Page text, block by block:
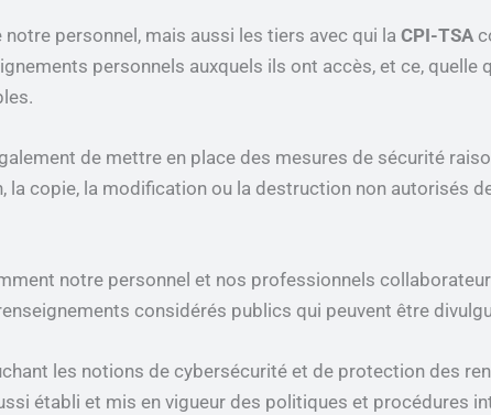
personnel, mais aussi les tiers avec qui la CPI-TSA
personnels auxquels ils ont accès, et ce,
de mettre en place des mesures de sécurité
la copie, la modification ou la destruction non autorisés
notre personnel et nos professionnels
considérés publics qui peuvent être
les notions de cybersécurité et de protection des
établi et mis en vigueur des politiques et procédures